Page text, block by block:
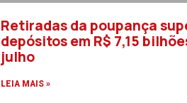
Retiradas da poupança
depósitos em R$ 7,15
julho
LEIA MAIS »